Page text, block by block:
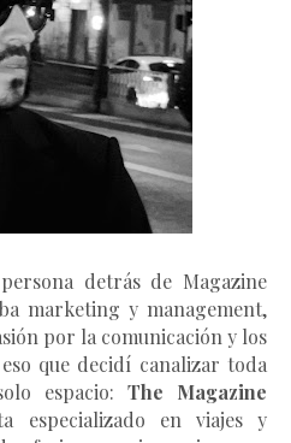
detrás de Magazine
marketing y management,
por la comunicación y los
que decidí canalizar toda
espacio: The Magazine
especializado en viajes y